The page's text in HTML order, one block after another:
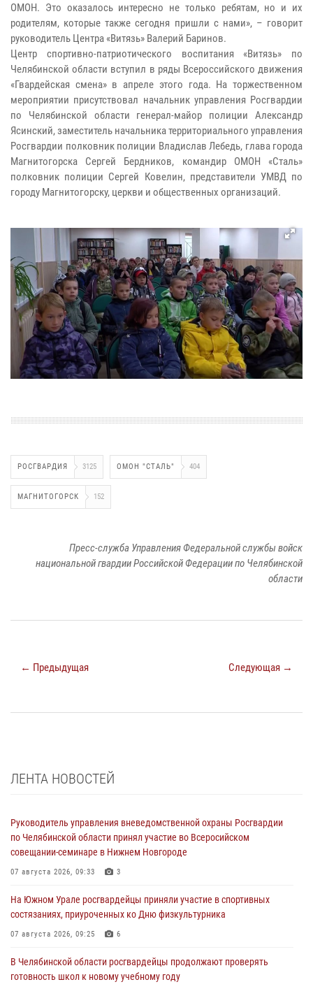
ОМОН. Это оказалось интересно не только ребятам, но и их
родителям, которые также сегодня пришли с нами», – говорит
руководитель Центра «Витязь» Валерий Баринов.
Центр спортивно-патриотического воспитания «Витязь» по
Челябинской области вступил в ряды Всероссийского движения
«Гвардейская смена» в апреле этого года. На торжественном
мероприятии присутствовал начальник управления Росгвардии
по Челябинской области генерал-майор полиции Александр
Ясинский, заместитель начальника территориального управления
Росгвардии полковник полиции Владислав Лебедь, глава города
Магнитогорска Сергей Бердников, командир ОМОН «Сталь»
полковник полиции Сергей Ковелин, представители УМВД по
городу Магнитогорску, церкви и общественных организаций.
РОСГВАРДИЯ 3125 ОМОН "СТАЛЬ" 404
МАГНИТОГОРСК 152
Пресс-служба Управления Федеральной службы войск
национальной гвардии Российской Федерации по Челябинской
области
← Предыдущая Следующая →
ЛЕНТА НОВОСТЕЙ
Руководитель управления вневедомственной охраны Росгвардии
по Челябинской области принял участие во Всеросийском
совещании-семинаре в Нижнем Новгороде
07 августа 2026, 09:33 3
На Южном Урале росгвардейцы приняли участие в спортивных
состязаниях, приуроченных ко Дню физкультурника
07 августа 2026, 09:25 6
В Челябинской области росгвардейцы продолжают проверять
готовность школ к новому учебному году